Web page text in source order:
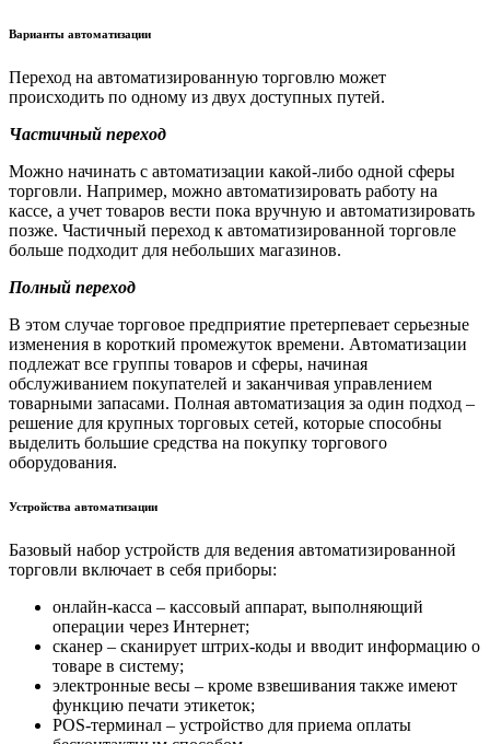
Варианты автоматизации
Переход на автоматизированную торговлю может
происходить по одному из двух доступных путей.
Частичный переход
Можно начинать с автоматизации какой-либо одной сферы
торговли. Например, можно автоматизировать работу на
кассе, а учет товаров вести пока вручную и автоматизировать
позже. Частичный переход к автоматизированной торговле
больше подходит для небольших магазинов.
Полный переход
В этом случае торговое предприятие претерпевает серьезные
изменения в короткий промежуток времени. Автоматизации
подлежат все группы товаров и сферы, начиная
обслуживанием покупателей и заканчивая управлением
товарными запасами. Полная автоматизация за один подход –
решение для крупных торговых сетей, которые способны
выделить большие средства на покупку торгового
оборудования.
Устройства автоматизации
Базовый набор устройств для ведения автоматизированной
торговли включает в себя приборы:
онлайн-касса – кассовый аппарат, выполняющий
операции через Интернет;
сканер – сканирует штрих-коды и вводит информацию о
товаре в систему;
электронные весы – кроме взвешивания также имеют
функцию печати этикеток;
POS‑терминал – устройство для приема оплаты